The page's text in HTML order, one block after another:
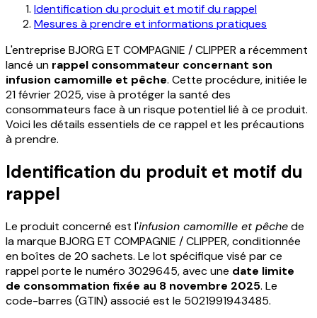
Identification du produit et motif du rappel
Mesures à prendre et informations pratiques
L'entreprise BJORG ET COMPAGNIE / CLIPPER a récemment
lancé un rappel consommateur concernant son
infusion camomille et pêche. Cette procédure, initiée le
21 février 2025, vise à protéger la santé des
consommateurs face à un risque potentiel lié à ce produit.
Voici les détails essentiels de ce rappel et les précautions
à prendre.
Identification du produit et motif du
rappel
Le produit concerné est l'infusion camomille et pêchede
la marque BJORG ET COMPAGNIE / CLIPPER, conditionnée
en boîtes de 20 sachets. Le lot spécifique visé par ce
rappel porte le numéro 3029645, avec une date limite
de consommation fixée au 8 novembre 2025. Le
code-barres (GTIN) associé est le 5021991943485.